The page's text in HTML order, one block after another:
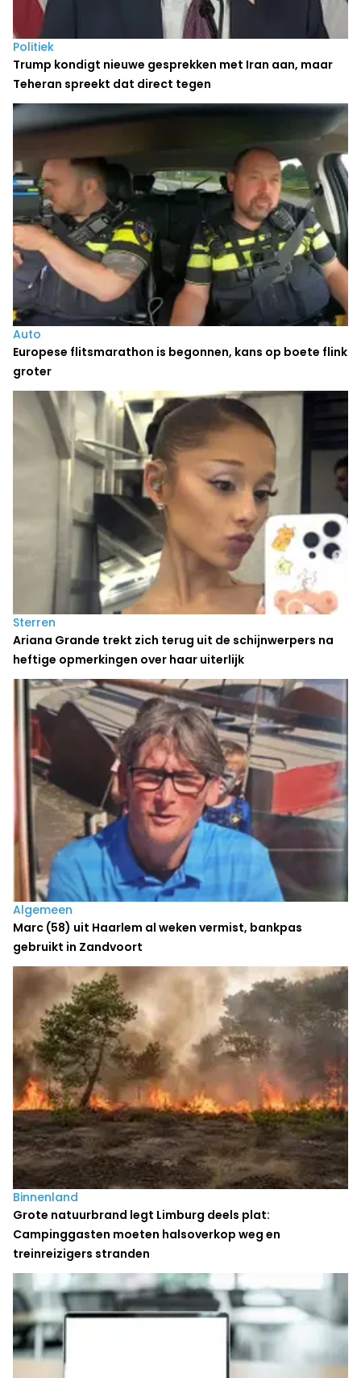
Politiek
Trump kondigt nieuwe gesprekken met Iran aan, maar
Teheran spreekt dat direct tegen
Auto
Europese flitsmarathon is begonnen, kans op boete flink
groter
Sterren
Ariana Grande trekt zich terug uit de schijnwerpers na
heftige opmerkingen over haar uiterlijk
Algemeen
Marc (58) uit Haarlem al weken vermist, bankpas
gebruikt in Zandvoort
Binnenland
Grote natuurbrand legt Limburg deels plat:
Campinggasten moeten halsoverkop weg en
treinreizigers stranden